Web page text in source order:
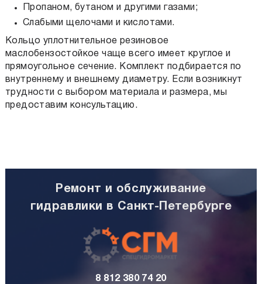
Пропаном, бутаном и другими газами;
Слабыми щелочами и кислотами.
Кольцо уплотнительное резиновое
маслобензостойкое чаще всего имеет круглое и
прямоугольное сечение. Комплект подбирается по
внутреннему и внешнему диаметру. Если возникнут
трудности с выбором материала и размера, мы
предоставим консультацию.
Ремонт и обслуживание
гидравлики в Санкт-Петербурге
8 812 380 74 20